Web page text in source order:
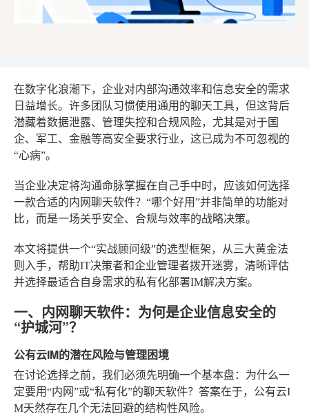
在数字化浪潮下，企业对内部沟通效率和信息安全的需求
日益增长。许多团队习惯使用通用的聊天工具，但这背后
潜藏着数据泄露、管理失控和合规风险，尤其是对于国
企、军工、金融等高安全要求行业，这已成为不可忽视的
“心病”。
当企业决定将沟通命脉掌握在自己手中时，应该如何选择
一款合适的内网聊天软件？“哪个好用”并非简单的功能对
比，而是一场关乎安全、合规与效率的战略决策。
本文将提供一个“实战顾问级”的选型框架，从三大黄金法
则入手，帮助IT决策者和企业管理者拨开迷雾，清晰评估
并选择最适合自身需求的私有化部署IM解决方案。
一、内网聊天软件：为何是企业信息安全的
“护城河”？
公有云IM的潜在风险与管理困境
在讨论选择之前，我们必须先明确一个基本盘：为什么一
定要用“内网”或“私有化”的聊天软件？答案在于，公有云I
M天然存在几个无法回避的结构性风险。